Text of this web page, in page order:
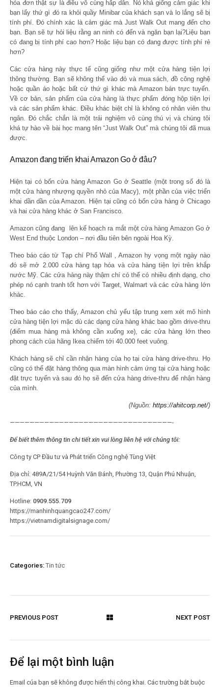
hóa đơn thật sự là điều vô cùng hấp dẫn. Nó khá giống cảm giác khi
bạn lấy thứ gì đó ra khỏi quầy Minibar của khách sạn và lo lắng sẽ bị
tính phí. Đó chính xác là cảm giác mà Just Walk Out mang đến cho
bạn. Bạn sẽ tự hỏi liệu rằng an ninh có đến và ngăn bạn lại?Liệu bạn
có đang bị tính phí cao hơn? Hoặc liệu bạn có đang được tính phí rẻ
hơn?
Các cửa hàng này thực tế cũng giống như một cửa hàng tiện lợi
thông thường. Bạn sẽ không thể vào đó và mua sách, đồ công nghệ
hoặc quần áo hoặc bất cứ thứ gì khác mà Amazon bán trực tuyến.
Về cơ bản, sản phẩm của cửa hàng là thực phẩm đóng hộp tiện lợi
và các sản phẩm khác. Điều khác biệt chỉ là không có nhân viên thu
ngân. Đó chắc chắn là một trải nghiệm vô cùng thú vị và chúng tôi
khá tự hào về bài học mang tên “Just Walk Out” mà chúng tôi đã mua
được.
Amazon đang triển khai Amazon Go ở đâu?
Hiện tại có bốn cửa hàng Amazon Go ở Seattle (một trong số đó là
một cửa hàng nhượng quyền nhỏ của Macy), một phần của việc triển
khai dần dần của Amazon. Hiện tại cũng có bốn cửa hàng ở Chicago
và hai cửa hàng khác ở San Francisco.
Amazon cũng đang lên kế hoạch ra mắt một cửa hàng Amazon Go ở
West End thuộc London – nơi đầu tiên bên ngoài Hoa Kỳ.
Theo báo cáo từ Tạp chí Phố Wall , Amazon hy vọng một ngày nào
đó sẽ mở 2.000 cửa hàng tạp hóa và cửa hàng tiện lợi trên khắp
nước Mỹ. Các cửa hàng này thậm chí có thể có nhiều định dạng, cho
phép nó cạnh tranh tốt hơn với Target, Walmart và các cửa hàng lớn
khác.
Theo báo cáo cho thấy, Amazon chủ yếu tập trung xem xét mô hình
cửa hàng tiện lợi mặc dù các dạng cửa hàng khác bao gồm drive-thru
(điểm mua hàng mà không cần xuống xe), các cửa hàng lớn theo
phong cách của hãng Ikea chiếm tới 40.000 feet vuông.
Khách hàng sẽ chỉ cần nhận hàng của họ tại cửa hàng drive-thru. Họ
cũng có thể đặt hàng thông qua màn hình cảm ứng tại cửa hàng hoặc
đặt trực tuyến và sau đó họ sẽ đến cửa hàng drive-thru để nhận hàng
của mình.
(Nguồn: https://ahitcorp.net/)
—————————————————————————————————-
Để biết thêm thông tin chi tiết xin vui lòng liên hệ với chúng tôi:
Công ty CP Đầu tư và Phát triển Công nghệ Tùng Việt
Địa chỉ: 489A/21/54 Huỳnh Văn Bánh, Phường 13, Quận Phú Nhuận,
TP.HCM, VN
Hotline: 0909.555.709
https://manhinhquangcao247.com/
https://vietnamdigitalsignage.com/
Categories: Tin tức
PREVIOUS POST NEXT POST
Để lại một bình luận
Email của bạn sẽ không được hiển thị công khai. Các trường bắt buộc